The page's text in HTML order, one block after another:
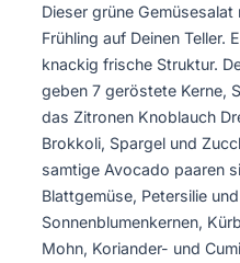
Dieser grüne
Frühling auf Deinen Teller.
knackig frische Struktur.
geben 7 geröstete Kerne,
das Zitronen Knoblauch
Brokkoli, Spargel und
samtige Avocado paaren
Blattgemüse, Petersilie
Sonnenblumenkernen,
Mohn, Koriander- und